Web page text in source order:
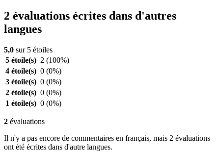
2 évaluations écrites dans d'autres
langues
5,0 sur 5 étoiles
5 étoile(s) 2 (100%)
4 étoile(s) 0 (0%)
3 étoile(s) 0 (0%)
2 étoile(s) 0 (0%)
1 étoile(s) 0 (0%)
2 évaluations
Il n'y a pas encore de commentaires en français, mais 2 évaluations
ont été écrites dans d'autre langues.